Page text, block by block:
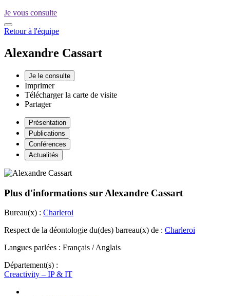
Je vous consulte
Retour à l'équipe
Alexandre Cassart
Je le consulte
Imprimer
Télécharger la carte de visite
Partager
Présentation
Publications
Conférences
Actualités
Plus d'informations sur Alexandre Cassart
Bureau(x) : Charleroi
Respect de la déontologie du(des) barreau(x) de : Charleroi
Langues parlées : Français / Anglais
Département(s) :
Creactivity – IP & IT